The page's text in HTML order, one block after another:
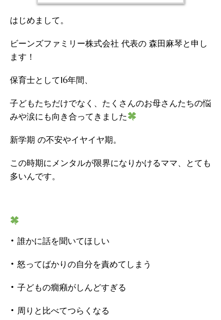
はじめまして。
ビーンズファミリー株式会社 代表の 森田麻琴と申し
ます！
保育士として16年間、
子どもたちだけでなく、たくさんのお母さんたちの悩
みや涙にも向き合ってきました
新学期 の不安やイヤイヤ期。
この時期にメンタルが限界になりかけるママ、とても
多いんです。
• 誰かに話を聞いてほしい
• 怒ってばかりの自分を責めてしまう
• 子どもの癇癪がしんどすぎる
• 周りと比べてつらくなる